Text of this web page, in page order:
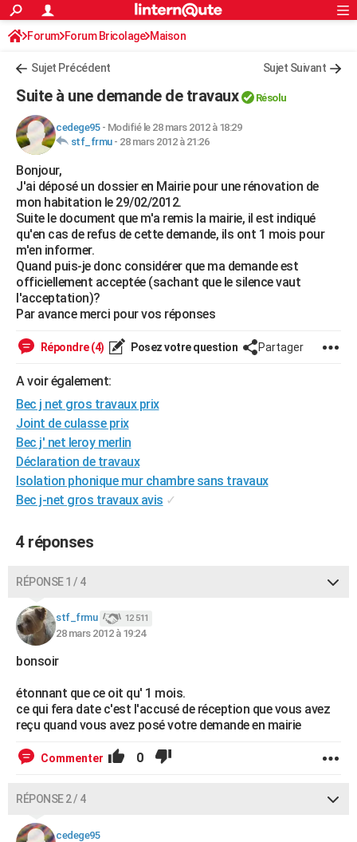
ACTUALITÉS
Politique
Société
Faits Divers
Education
Monde
Villes
+
FINANCE
Retraite
Impôts
Epargne
Immobilier
Risques naturels par ville
Banque
Assurance
Crédit
AUTO
Essais
Réserver un essai
Citadines
Berlines
SUV
Forum auto
+HIGH-TECH
Mobiles
Meilleur smartphone
Internet
Ordinateurs
Jeux vidéo
Guide high-tech
+BRICOLAGE
Forum
Aménagement intérieur
Extérieur
Cuisine
Salle de bains
Jardinage
Rangement
WEEK-END
Guides de France
Escapades
Patrimoine
Expositions
Musées
Week-end nature
LIFESTYLE
Art de vivre
Bien-être
Loisirs
ModeModes de vie
SANTE
Alimentation
Guide de la santé
Maladies
Médicaments
Sommeil
VOYAGE
Destinations
City break
Voyage nature
Voyage de noces
Forum
Climat
PHOTO
GUIDES D'ACHAT
BONS PLANS
CARTE DE VOEUX
Carte de Noël
Carte Bonne année
Carte Saint-Valentin
Carte Pâques
Carte d'anniversaire
DICTIONNAIRE
Dictionnaire
Biographies
Citations
Expressions
Proverbes
PROGRAMME TV
AVIS DE DÉCÈS
FORUM
Bricolage
Lifestyle
Culture
Sport
Auto
Television
Voyage
Cinema
S'inscrire
Connexion
Forum Forum Bricolage Maison
Sujet Précédent Sujet Suivant
Suite à une demande de travaux Résolu
cedege95- Modifié le 28 mars 2012 à 18:29
stf_frmu- 28 mars 2012 à 21:26
Bonjour,
J'ai déposé un dossier en Mairie pour une rénovation de
mon habitation le 29/02/2012.
Suite le document que m'a remis la mairie, il est indiqué
qu'en cas de refus de cette demande, ils ont 1 mois pour
m'en informer.
Quand puis-je donc considérer que ma demande est
officiellement acceptée (sachant que le silence vaut
l'acceptation)?
Par avance merci pour vos réponses
Répondre (4) Posez votre question Partager
A voir également:
Bec j net gros travaux prix
Joint de culasse prix
Bec j' net leroy merlin
Déclaration de travaux
Isolation phonique mur chambre sans travaux
Bec j-net gros travaux avis ✓
4 réponses
RÉPONSE 1 / 4
stf_frmu 12 511
28 mars 2012 à 19:24
bonsoir
étonnant que ce oit qu' 1 mois.
ce qui fera date c'est l'accusé de réception que vous avez
reçu quand vous avez posé votre demande en mairie
Commenter 0
RÉPONSE 2 / 4
cedege95